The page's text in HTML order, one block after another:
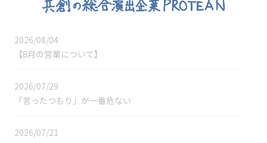
2026/08/04
【8月の営業について】
2026/07/29
「言ったつもり」が一番危ない
2026/07/21